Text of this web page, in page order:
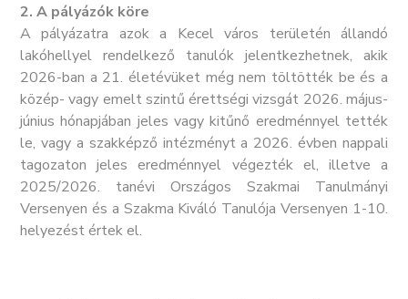
2. A pályázók köre
A pályázatra azoka Kecel város területén állandó
lakóhellyel rendelkező tanulók jelentkezhetnek, akik
2026-ban a 21. életévüket még nem töltötték be és a
közép- vagy emelt szintű érettségi vizsgát 2026. május-
június hónapjában jeles vagy kitűnő eredménnyel tették
le, vagy a szakképző intézményt a 2026. évben nappali
tagozaton jeles eredménnyel végezték el, illetve a
2025/2026. tanévi Országos Szakmai Tanulmányi
Versenyen és a Szakma Kiváló Tanulója Versenyen 1-10.
helyezést értek el.